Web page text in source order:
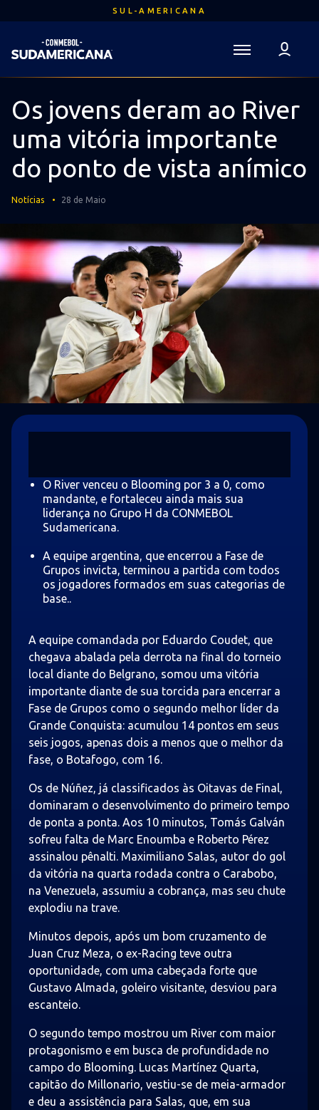
para
conteúdo
principal
SUL-AMERICANA
Mega
Navigation
Notícias
Os jovens deram ao River
uma vitória importante
do ponto de vista anímico
28 de Maio
O River venceu o Blooming por 3 a 0, como
mandante, e fortaleceu ainda mais sua
liderança no Grupo H da CONMEBOL
Sudamericana.
A equipe argentina, que encerrou a Fase de
Grupos invicta, terminou a partida com todos
os jogadores formados em suas categorias de
base..
A equipe comandada por Eduardo Coudet, que
chegava abalada pela derrota na final do torneio
local diante do Belgrano, somou uma vitória
importante diante de sua torcida para encerrar a
Fase de Grupos como o segundo melhor líder da
Grande Conquista: acumulou 14 pontos em seus
seis jogos, apenas dois a menos que o melhor da
fase, o Botafogo, com 16.
Os de Núñez, já classificados às Oitavas de Final,
dominaram o desenvolvimento do primeiro tempo
de ponta a ponta. Aos 10 minutos, Tomás Galván
sofreu falta de Marc Enoumba e Roberto Pérez
assinalou pênalti. Maximiliano Salas, autor do gol
da vitória na quarta rodada contra o Carabobo,
na Venezuela, assumiu a cobrança, mas seu chute
explodiu na trave.
Minutos depois, após um bom cruzamento de
Juan Cruz Meza, o ex-Racing teve outra
oportunidade, com uma cabeçada forte que
Gustavo Almada, goleiro visitante, desviou para
escanteio.
O segundo tempo mostrou um River com maior
protagonismo e em busca de profundidade no
campo do Blooming. Lucas Martínez Quarta,
capitão do Millonario, vestiu-se de meia-armador
e deu a assistência para Salas, que, em sua